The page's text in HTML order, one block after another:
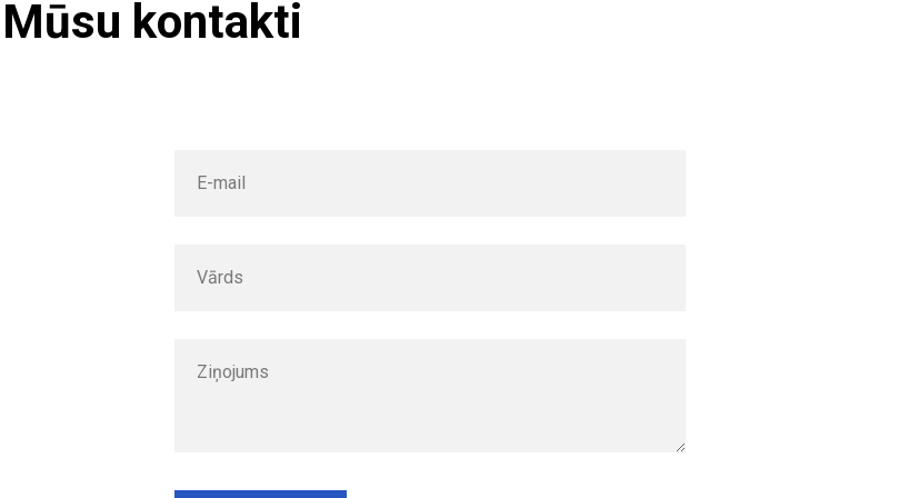
Mūsu kontakti
E-mail
Vārds
Ziņojums